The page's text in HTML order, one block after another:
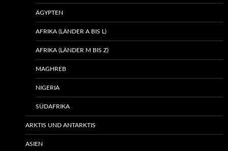
ÄGYPTEN
AFRIKA (LÄNDER A BIS L)
AFRIKA (LÄNDER M BIS Z)
MAGHREB
NIGERIA
SÜDAFRIKA
ARKTIS UND ANTARKTIS
ASIEN